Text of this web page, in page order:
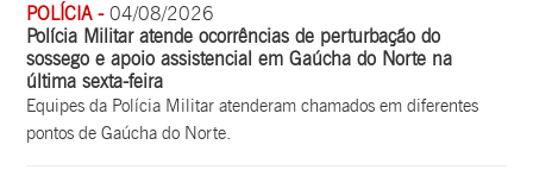
POLÍCIA -04/08/2026
Polícia Militar atende ocorrências de perturbação do
sossego e apoio assistencial em Gaúcha do Norte na
última sexta-feira
Equipes da Polícia Militar atenderam chamados em diferentes
pontos de Gaúcha do Norte.